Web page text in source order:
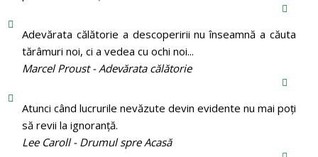
Adevărata călătorie a descoperirii nu înseamnă a căuta
tărâmuri noi, ci a vedea cu ochi noi...
Marcel Proust - Adevărata călătorie
Atunci când lucrurile nevăzute devin evidente nu mai poți
să revii la ignoranță.
Lee Caroll - Drumul spre Acasă